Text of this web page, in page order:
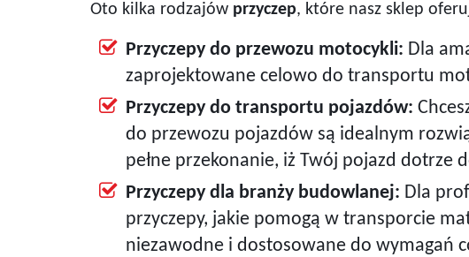
Oto kilka rodzajów przyczep, które nasz sklep
Przyczepy do przewozu motocykli: Dla
zaprojektowane celowo do transportu
Przyczepy do transportu pojazdów:
do przewozu pojazdów są idealnym
pełne przekonanie, iż Twój pojazd dotrze
Przyczepy dla branży budowlanej: Dla
przyczepy, jakie pomogą w transporcie
niezawodne i dostosowane do wymagań